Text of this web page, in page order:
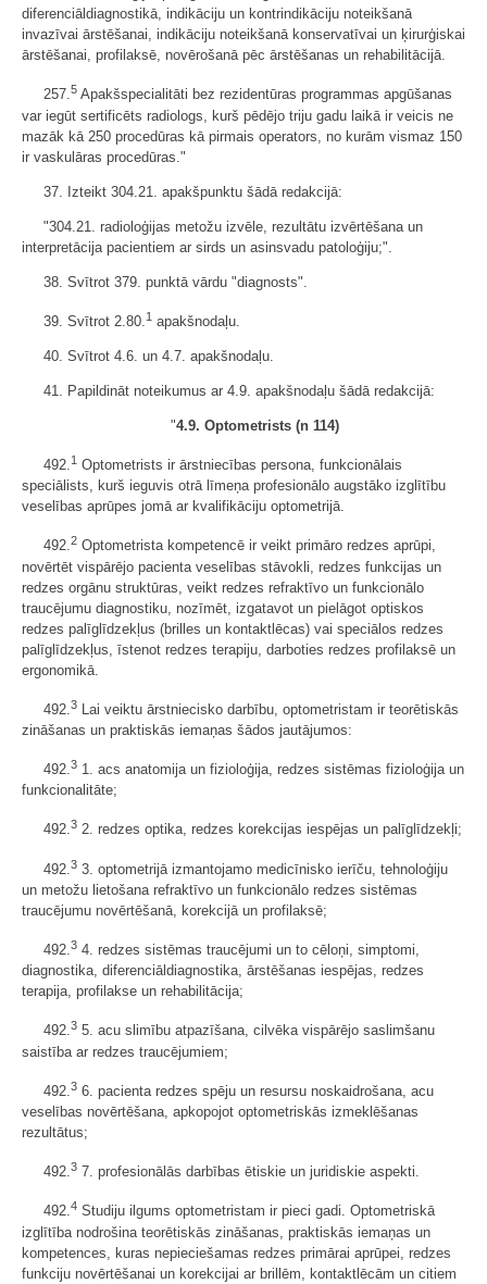
diferenciāldiagnostikā, indikāciju un kontrindikāciju noteikšanā
invazīvai ārstēšanai, indikāciju noteikšanā konservatīvai un ķirurģiskai
ārstēšanai, profilaksē, novērošanā pēc ārstēšanas un rehabilitācijā.
257.5 Apakšspecialitāti bez rezidentūras programmas apgūšanas
var iegūt sertificēts radiologs, kurš pēdējo triju gadu laikā ir veicis ne
mazāk kā 250 procedūras kā pirmais operators, no kurām vismaz 150
ir vaskulāras procedūras."
37. Izteikt 304.21. apakšpunktu šādā redakcijā:
"304.21. radioloģijas metožu izvēle, rezultātu izvērtēšana un
interpretācija pacientiem ar sirds un asinsvadu patoloģiju;".
38. Svītrot 379. punktā vārdu "diagnosts".
39. Svītrot 2.80.1 apakšnodaļu.
40. Svītrot 4.6. un 4.7. apakšnodaļu.
41. Papildināt noteikumus ar 4.9. apakšnodaļu šādā redakcijā:
"4.9. Optometrists (n 114)
492.1 Optometrists ir ārstniecības persona, funkcionālais
speciālists, kurš ieguvis otrā līmeņa profesionālo augstāko izglītību
veselības aprūpes jomā ar kvalifikāciju optometrijā.
492.2 Optometrista kompetencē ir veikt primāro redzes aprūpi,
novērtēt vispārējo pacienta veselības stāvokli, redzes funkcijas un
redzes orgānu struktūras, veikt redzes refraktīvo un funkcionālo
traucējumu diagnostiku, nozīmēt, izgatavot un pielāgot optiskos
redzes palīglīdzekļus (brilles un kontaktlēcas) vai speciālos redzes
palīglīdzekļus, īstenot redzes terapiju, darboties redzes profilaksē un
ergonomikā.
492.3 Lai veiktu ārstniecisko darbību, optometristam ir teorētiskās
zināšanas un praktiskās iemaņas šādos jautājumos:
492.3 1. acs anatomija un fizioloģija, redzes sistēmas fizioloģija un
funkcionalitāte;
492.3 2. redzes optika, redzes korekcijas iespējas un palīglīdzekļi;
492.3 3. optometrijā izmantojamo medicīnisko ierīču, tehnoloģiju
un metožu lietošana refraktīvo un funkcionālo redzes sistēmas
traucējumu novērtēšanā, korekcijā un profilaksē;
492.3 4. redzes sistēmas traucējumi un to cēloņi, simptomi,
diagnostika, diferenciāldiagnostika, ārstēšanas iespējas, redzes
terapija, profilakse un rehabilitācija;
492.3 5. acu slimību atpazīšana, cilvēka vispārējo saslimšanu
saistība ar redzes traucējumiem;
492.3 6. pacienta redzes spēju un resursu noskaidrošana, acu
veselības novērtēšana, apkopojot optometriskās izmeklēšanas
rezultātus;
492.3 7. profesionālās darbības ētiskie un juridiskie aspekti.
492.4 Studiju ilgums optometristam ir pieci gadi. Optometriskā
izglītība nodrošina teorētiskās zināšanas, praktiskās iemaņas un
kompetences, kuras nepieciešamas redzes primārai aprūpei, redzes
funkciju novērtēšanai un korekcijai ar brillēm, kontaktlēcām un citiem